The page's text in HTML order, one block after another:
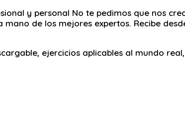
y personal No te pedimos que nos
de los mejores expertos. Recibe
ejercicios aplicables al mundo